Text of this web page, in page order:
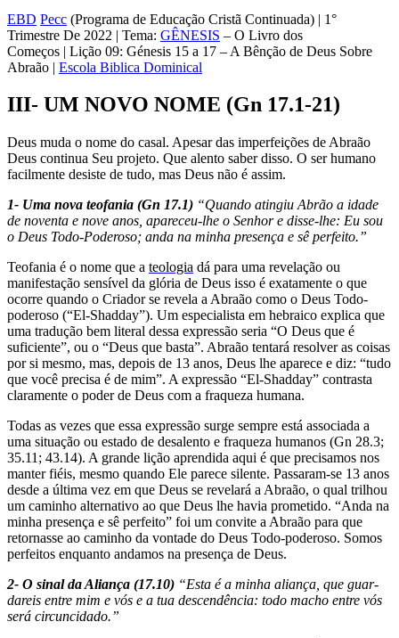
EBD Pecc (Programa de Educação Cristã Continuada) | 1°
Trimestre De 2022 | Tema: GÊNESIS – O Livro dos
Começos | Lição 09: Génesis 15 a 17 – A Bênção de Deus Sobre
Abraão | Escola Biblica Dominical
III- UM NOVO NOME (Gn 17.1-21)
Deus muda o nome do ca­sal. Apesar das imperfeições de Abraão
Deus continua Seu projeto. Que alento saber disso. O ser hu­mano
facilmente desiste de tudo, mas Deus não é assim.
1- Uma nova teofania (Gn 17.1) “Quando atingiu Abrão a idade
de noventa e nove anos, apareceu-lhe o Senhor e disse-lhe: Eu sou
o Deus Todo-Poderoso; anda na minha presença e sê perfeito.”
Teofania é o nome que a teologia dá para uma revelação ou
manifesta­ção sensível da glória de Deus isso é exatamente o que
ocorre quando o Criador se revela a Abraão como o Deus Todo-
poderoso (“El-Shadday”). Um especialista em hebraico explica que
uma tradução bem literal dessa expressão seria “O Deus que é
suficiente”, ou o “Deus que basta”. Abraão tentará resolver as coisas
por si mes­mo, mas, depois de 13 anos, Deus lhe aparece e diz: “tudo
que você precisa é de mim”. A expressão “El-Shadday” contrasta
claramente o poder de Deus com a fraqueza humana.
Todas as vezes que essa expressão surge sempre está associada a
uma situa­ção ou estado de desalento e fraqueza humanos (Gn 28.3;
35.11; 43.14). A grande lição aprendida aqui é que precisamos nos
manter fiéis, mesmo quando Ele parece silente. Passaram-se 13 anos
desde a última vez em que Deus se revelará a Abraão, o qual trilhou
um caminho alternativo ao que Deus lhe havia prometido. “Anda na
minha presença e sê perfeito” foi um convite a Abraão para que
retornasse ao caminho da vontade do Deus Todo-poderoso. Somos
perfeitos enquanto andamos na presença de Deus.
2- O sinal da Aliança (17.10) “Esta é a minha aliança, que guar­
dareis entre mim e vós e a tua des­cendência: todo macho entre vós
será circuncidado.”